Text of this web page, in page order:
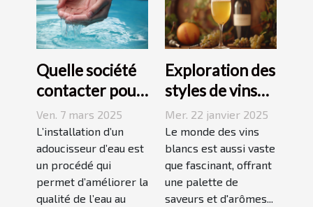
Quelle société
contacter pour
l'installation
d'un
adoucisseur
d'eau ?
Ven. 7 mars 2025
L’installation d’un
adoucisseur d’eau est
un procédé qui
permet d’améliorer la
qualité de l’eau au
Exploration des
styles de vins
blancs issus de
vignobles
renommés
Mer. 22 janvier 2025
Le monde des vins
blancs est aussi vaste
que fascinant, offrant
une palette de
saveurs et d'arômes...